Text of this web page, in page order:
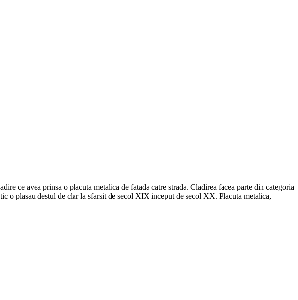
ce avea prinsa o placuta metalica de fatada catre strada. Cladirea facea parte din categoria
o plasau destul de clar la sfarsit de secol XIX inceput de secol XX. Placuta metalica,